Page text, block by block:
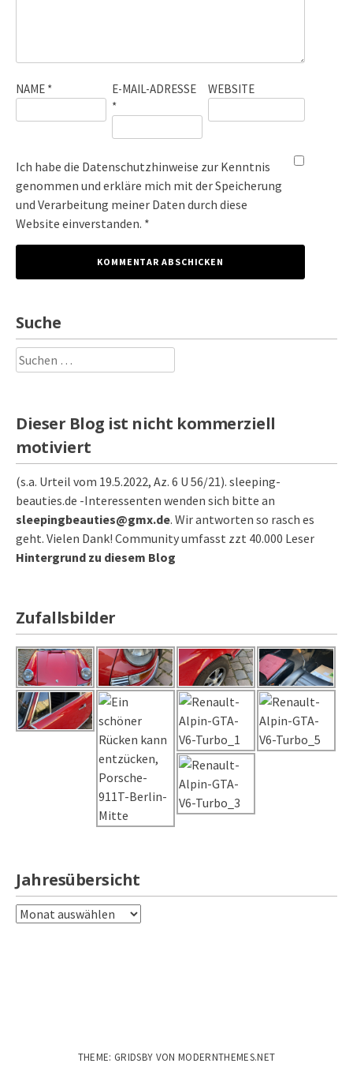
NAME *
E-MAIL-ADRESSE
*
WEBSITE
Ich habe die Datenschutzhinweise zur Kenntnis
genommen und erkläre mich mit der Speicherung
und Verarbeitung meiner Daten durch diese
Website einverstanden. *
Suche
Suchen
nach:
Dieser Blog ist nicht kommerziell
motiviert
(s.a. Urteil vom 19.5.2022, Az. 6 U 56/21). sleeping-
beauties.de -Interessenten wenden sich bitte an
sleepingbeauties@gmx.de. Wir antworten so rasch es
geht. Vielen Dank! Community umfasst zzt 40.000 Leser
Hintergrund zu diesem Blog
Zufallsbilder
Jahresübersicht
Jahresübersicht
THEME: GRIDSBY VON MODERNTHEMES.NET